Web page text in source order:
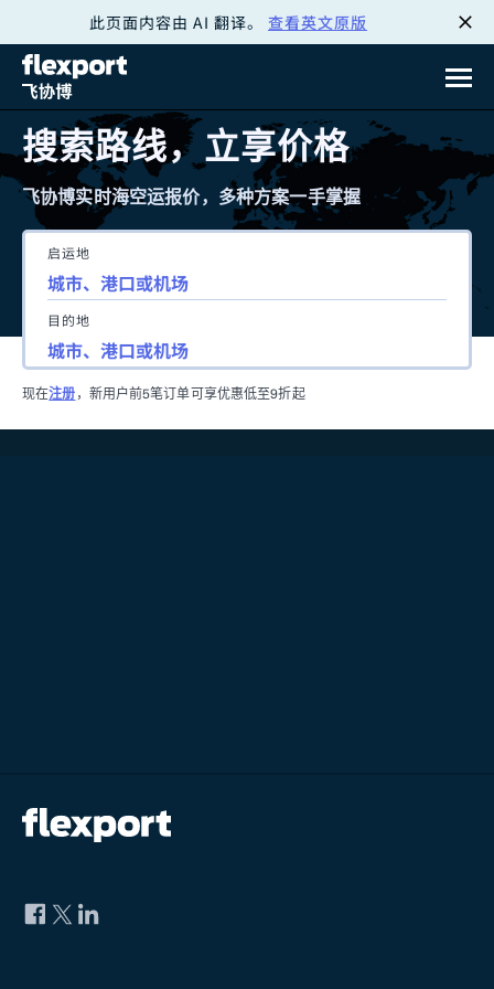
此页面内容由 AI 翻译。 查看英文原版
搜索路线，立享价格
飞协博实时海空运报价，多种方案一手掌握
启运地
目的地
现在注册 ，新用户前5笔订单可享优惠低至9折起